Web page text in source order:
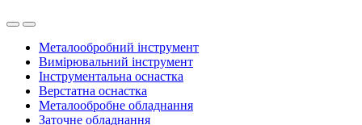
Металообробний інструмент
Вимірювальний інструмент
Інструментальна оснастка
Верстатна оснастка
Металообробне обладнання
Заточне обладнання